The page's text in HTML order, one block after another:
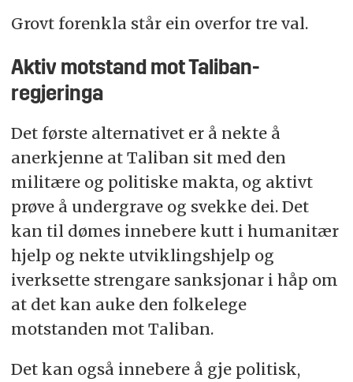
Grovt forenkla står ein overfor tre val.
Aktiv motstand mot Taliban-
regjeringa
Det første alternativet er å nekte å
anerkjenne at Taliban sit med den
militære og politiske makta, og aktivt
prøve å undergrave og svekke dei. Det
kan til dømes innebere kutt i humanitær
hjelp og nekte utviklingshjelp og
iverksette strengare sanksjonar i håp om
at det kan auke den folkelege
motstanden mot Taliban.
Det kan også innebere å gje politisk,